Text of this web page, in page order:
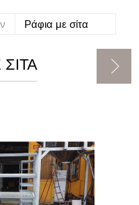
Ράφια με σίτα